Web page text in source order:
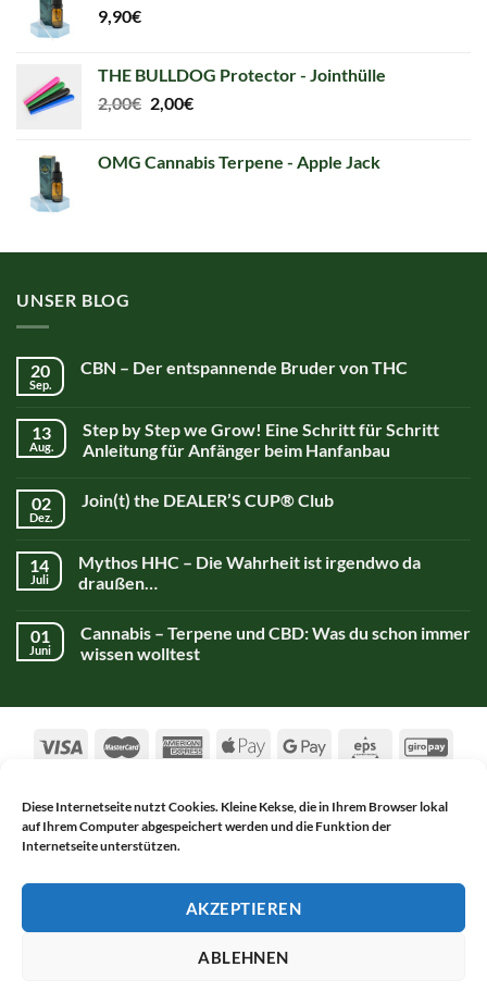
Diese Internetseite nutzt Cookies. Kleine Kekse, die in Ihrem Browser lokal
auf Ihrem Computer abgespeichert werden und die Funktion der
Internetseite unterstützen.
AKZEPTIEREN
ABLEHNEN
9,90€
THE BULLDOG Protector - Jointhülle
2,00€ Original
2,00€.
2,00€Current
2,00€.
OMG Cannabis Terpene - Apple Jack
UNSER BLOG
20
Sep.
CBN – Der entspannende Bruder von THC
13
Aug.
Step by Step we Grow! Eine Schritt für Schritt
Anleitung für Anfänger beim Hanfanbau
02
Dez.
Join(t) the DEALER’S CUP® Club
14
Juli
Mythos HHC – Die Wahrheit ist irgendwo da
draußen…
01
Juni
Cannabis – Terpene und CBD: Was du schon immer
wissen wolltest
AGB
DATENSCHUTZERKLÄRUNG